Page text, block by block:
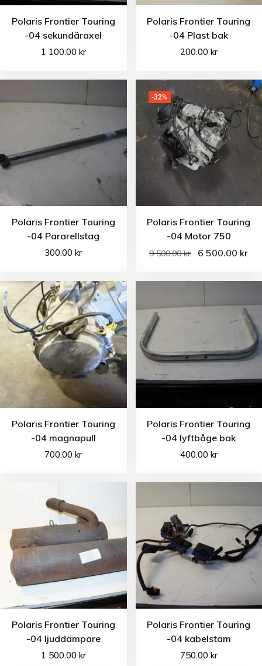
Polaris Frontier Touring
-04 sekundäraxel
1 100.00 kr
Polaris Frontier Touring
-04 Plast bak
200.00 kr
Polaris Frontier Touring
-04 Pararellstag
300.00kr
-32%
Polaris Frontier Touring
-04 Motor 750
9 500.00kr 6 500.00 kr
Polaris Frontier Touring
-04 magnapull
700.00kr
Polaris Frontier Touring
-04 lyftbåge bak
400.00 kr
Polaris Frontier Touring
-04 ljuddämpare
1 500.00 kr
Polaris Frontier Touring
-04 kabelstam
750.00 kr